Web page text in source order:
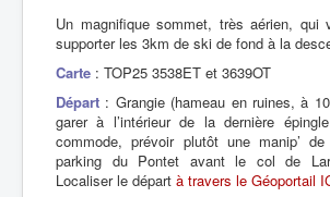
Un magnifique sommet, très aérien, qui
supporter les 3km de ski de fond à la
Carte : TOP25 3538ET et 3639OT
Départ : Grangie (hameau en ruines, à
garer à l’intérieur de la dernière
commode, prévoir plutôt une manip’
parking du Pontet avant le col de
Localiser le départ à travers le Géoportail